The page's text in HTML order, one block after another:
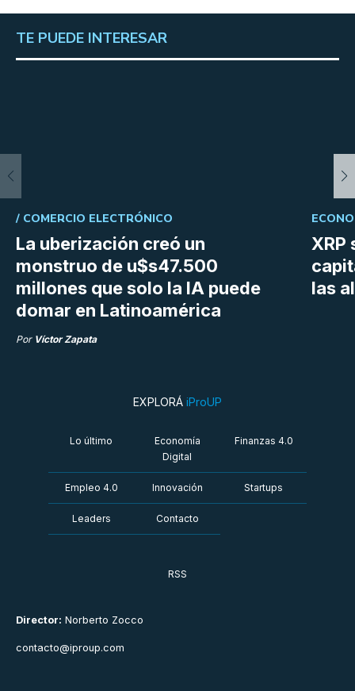
TE PUEDE INTERESAR
La uberización creó un
monstruo de u$s47.500
millones que solo la IA puede
domar en Latinoamérica
/ COMERCIO ELECTRÓNICO
Por Víctor Zapata
XRP
las
Director: Norberto Zocco
contacto@iproup.com
EXPLORÁ iProUP
Lo último
Economía
Digital
Finanzas 4.0
Empleo 4.0 Innovación Startups
Leaders Contacto
RSS